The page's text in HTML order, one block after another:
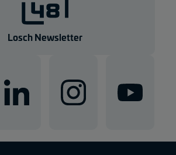
Losch Newsletter